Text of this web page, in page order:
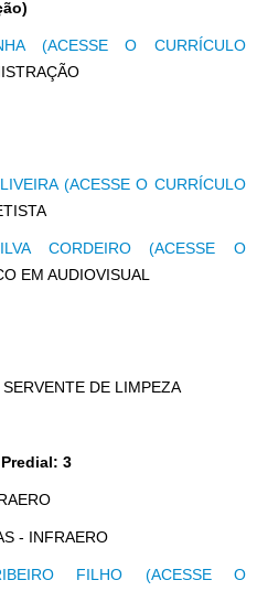
(ACESSE O CURRÍCULO
(ACESSE O CURRÍCULO
CORDEIRO (ACESSE O
EM AUDIOVISUAL
DE LIMPEZA
3
- INFRAERO
FILHO (ACESSE O